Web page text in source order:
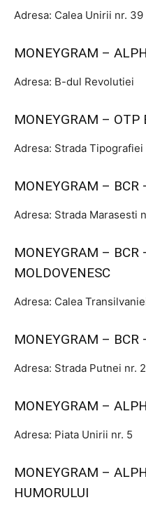
Adresa: Calea Unirii nr. 39
MONEYGRAM –
Adresa: B-dul Revolutiei
MONEYGRAM – OTP
Adresa: Strada Tipografiei
MONEYGRAM – BCR
Adresa: Strada Marasesti
MONEYGRAM – BCR
MOLDOVENESC
Adresa: Calea
MONEYGRAM –
Adresa: Strada Putnei nr.
MONEYGRAM –
Adresa: Piata Unirii nr. 5
MONEYGRAM –
HUMORULUI